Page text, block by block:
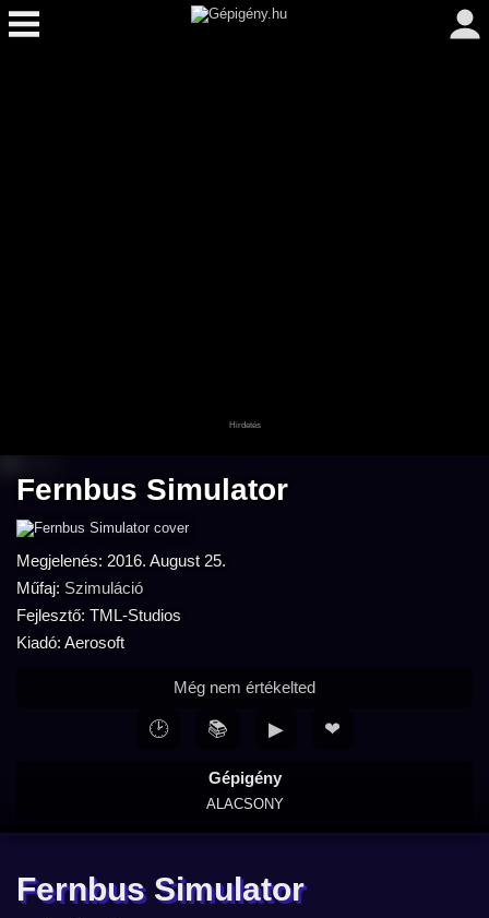
Fernbus Simulator
Megjelenés: 2016. August 25.
Műfaj: Szimuláció
Fejlesztő: TML-Studios
Kiadó: Aerosoft
Gépigény
ALACSONY
Még nem értékelted
🕑 📚 ▶ ❤
Fernbus Simulator